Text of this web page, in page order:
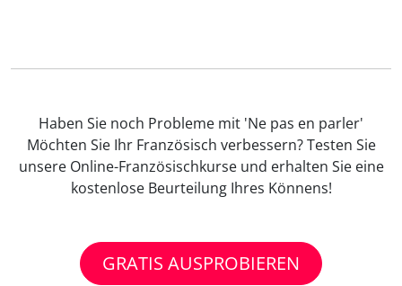
Haben Sie noch Probleme mit 'Ne pas en parler'
Möchten Sie Ihr Französisch verbessern? Testen Sie
unsere Online-Französischkurse und erhalten Sie eine
kostenlose Beurteilung Ihres Könnens!
GRATIS AUSPROBIEREN